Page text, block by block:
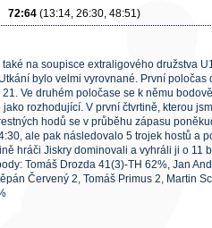
72:64 (13:14, 26:30, 48:51)
na soupisce extraligového družstva
bylo velmi vyrovnané. První poločas
Ve druhém poločase se k němu
rozhodující. V první čtvrtině, kterou
hodů se v průběhu zápasu
ale pak následovalo 5 trojek hostů a
hráči Jiskry dominovali a vyhráli ji o 11
Tomáš Drozda 41(3)-TH 62%, Jan
Červený 2, Tomáš Primus 2, Martin